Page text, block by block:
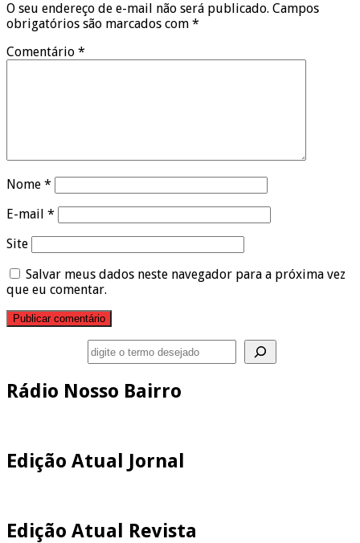
O seu endereço de e-mail não será publicado. Campos
obrigatórios são marcados com *
Comentário *
Nome *
E-mail *
Site
Salvar meus dados neste navegador para a próxima vez
que eu comentar.
Rádio Nosso Bairro
Edição Atual Jornal
Edição Atual Revista